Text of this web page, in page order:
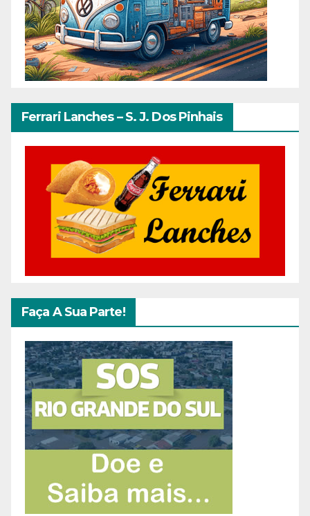
Ferrari Lanches – S. J. Dos Pinhais
Faça A Sua Parte!